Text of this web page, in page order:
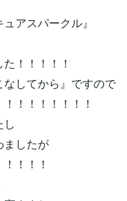
アスパークル』
！！！！！
してから』ですので
！！！！！！！
し
ましたが
！！！